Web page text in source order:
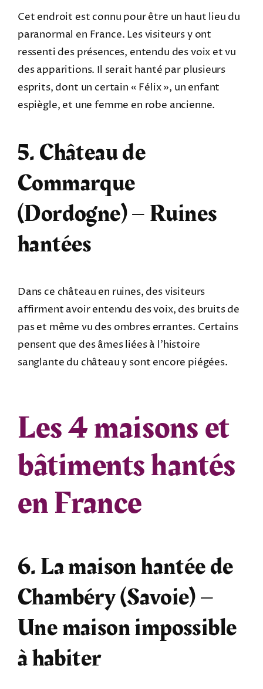
Cet endroit est connu pour être un haut lieu du
paranormal en France. Les visiteurs y ont
ressenti des présences, entendu des voix et vu
des apparitions. Il serait hanté par plusieurs
esprits, dont un certain « Félix », un enfant
espiègle, et une femme en robe ancienne.
5. Château de
Commarque
(Dordogne) – Ruines
hantées
Dans ce château en ruines, des visiteurs
affirment avoir entendu des voix, des bruits de
pas et même vu des ombres errantes. Certains
pensent que des âmes liées à l’histoire
sanglante du château y sont encore piégées.
Les 4 maisons et
bâtiments hantés
en France
6. La maison hantée de
Chambéry (Savoie) –
Une maison impossible
à habiter